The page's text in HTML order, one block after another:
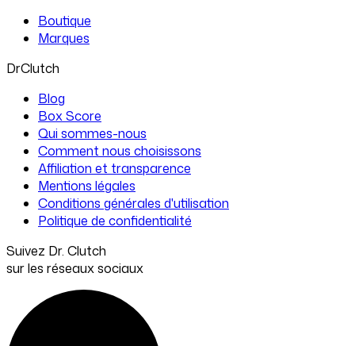
Boutique
Marques
DrClutch
Blog
Box Score
Qui sommes-nous
Comment nous choisissons
Affiliation et transparence
Mentions légales
Conditions générales d'utilisation
Politique de confidentialité
Suivez Dr. Clutch
sur les réseaux sociaux